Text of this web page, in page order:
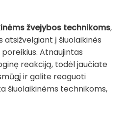
žvejybos technikoms,
atsižvelgiant į šiuolaikinės
Atnaujintas
reakciją, todėl jaučiate
ir galite reaguoti
šiuolaikinėms technikoms,